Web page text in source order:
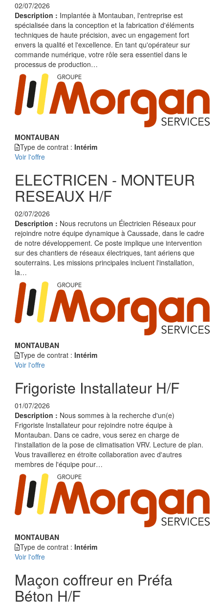
02/07/2026
Description : Implantée à Montauban, l'entreprise est
spécialisée dans la conception et la fabrication d'éléments
techniques de haute précision, avec un engagement fort
envers la qualité et l'excellence. En tant qu'opérateur sur
commande numérique, votre rôle sera essentiel dans le
processus de production…
MONTAUBAN
Type de contrat : Intérim
Voir l'offre
ELECTRICEN - MONTEUR
RESEAUX H/F
02/07/2026
Description : Nous recrutons un Électricien Réseaux pour
rejoindre notre équipe dynamique à Caussade, dans le cadre
de notre développement. Ce poste implique une intervention
sur des chantiers de réseaux électriques, tant aériens que
souterrains. Les missions principales incluent l'installation,
la…
MONTAUBAN
Type de contrat : Intérim
Voir l'offre
Frigoriste Installateur H/F
01/07/2026
Description : Nous sommes à la recherche d'un(e)
Frigoriste Installateur pour rejoindre notre équipe à
Montauban. Dans ce cadre, vous serez en charge de
l'installation de la pose de climatisation VRV. Lecture de plan.
Vous travaillerez en étroite collaboration avec d'autres
membres de l'équipe pour…
MONTAUBAN
Type de contrat : Intérim
Voir l'offre
Maçon coffreur en Préfa
Béton H/F